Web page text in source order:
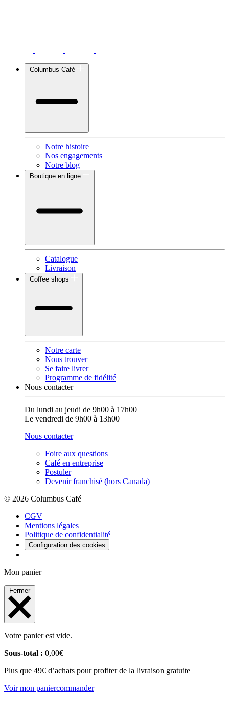
Columbus Café
Notre histoire
Nos engagements
Notre blog
Boutique en ligne
Catalogue
Livraison
Coffee shops
Notre carte
Nous trouver
Se faire livrer
Programme de fidélité
Nous contacter
Du lundi au jeudi de 9h00 à 17h00
Le vendredi de 9h00 à 13h00
Nous contacter
Foire aux questions
Café en entreprise
Postuler
Devenir franchisé (hors Canada)
© 2026 Columbus Café
CGV
Mentions légales
Politique de confidentialité
Configuration des cookies
Mon panier
Fermer
Votre panier est vide.
Sous-total : 0,00€
Plus que 49€ d’achats pour profiter de la livraison gratuite
Voir mon paniercommander